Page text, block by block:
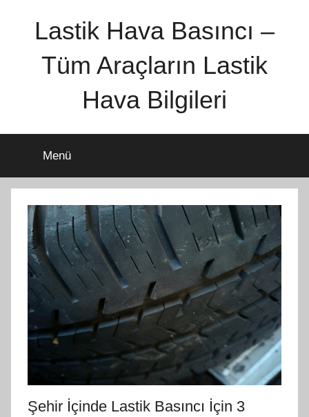
Lastik Hava Basıncı –
Tüm Araçların Lastik
Hava Bilgileri
Menü
Şehir İçinde Lastik Basıncı İçin 3